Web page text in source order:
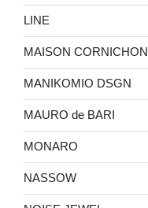
LINE
MAISON CORNICHON
MANIKOMIO DSGN
MAURO de BARI
MONARO
NASSOW